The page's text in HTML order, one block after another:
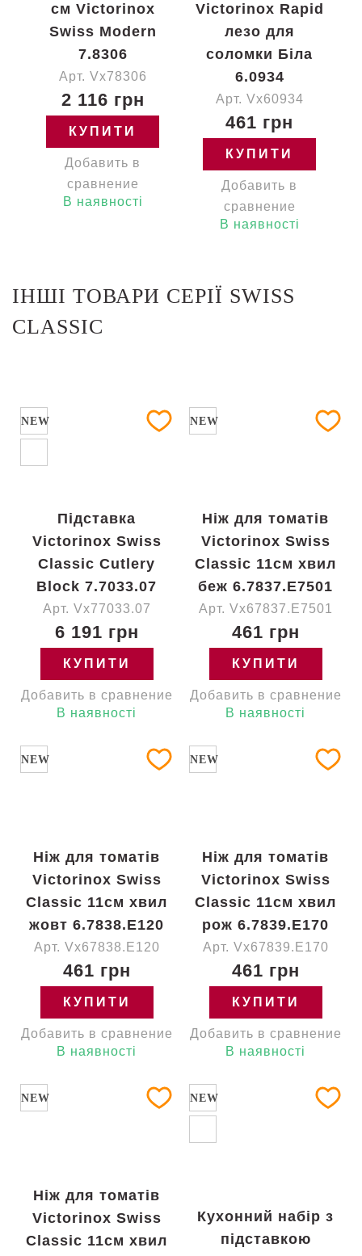
см Victorinox
Swiss Modern
7.8306
Арт. Vx78306
2 116 грн
КУПИТИ
Добавить в
сравнение
В наявності
Victorinox Rapid
лезо для
соломки Біла
6.0934
Арт. Vx60934
461 грн
КУПИТИ
Добавить в
сравнение
В наявності
ІНШІ ТОВАРИ СЕРІЇ SWISS
CLASSIC
NEW
Підставка
Victorinox Swiss
Classic Cutlery
Block 7.7033.07
Арт. Vx77033.07
6 191 грн
КУПИТИ
Добавить в сравнение
В наявності
NEW
Ніж для томатів
Victorinox Swiss
Classic 11см хвил
беж 6.7837.E7501
Арт. Vx67837.E7501
461 грн
КУПИТИ
Добавить в сравнение
В наявності
NEW
Ніж для томатів
Victorinox Swiss
Classic 11см хвил
жовт 6.7838.E120
Арт. Vx67838.E120
461 грн
КУПИТИ
Добавить в сравнение
В наявності
NEW
Ніж для томатів
Victorinox Swiss
Classic 11см хвил
рож 6.7839.E170
Арт. Vx67839.E170
461 грн
КУПИТИ
Добавить в сравнение
В наявності
NEW
Ніж для томатів
Victorinox Swiss
Classic 11см хвил
NEW
Кухонний набір з
підставкою